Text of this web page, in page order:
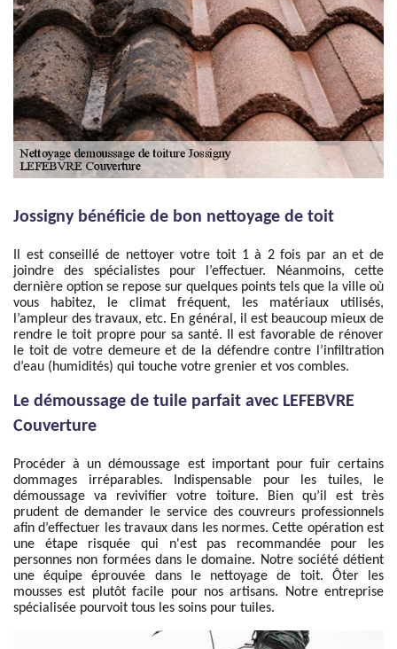
Jossigny bénéficie de bon nettoyage de toit
Il est conseillé de nettoyer votre toit 1 à 2 fois par an et de
joindre des spécialistes pour l’effectuer. Néanmoins, cette
dernière option se repose sur quelques points tels que la ville où
vous habitez, le climat fréquent, les matériaux utilisés,
l’ampleur des travaux, etc. En général, il est beaucoup mieux de
rendre le toit propre pour sa santé. Il est favorable de rénover
le toit de votre demeure et de la défendre contre l’infiltration
d’eau (humidités) qui touche votre grenier et vos combles.
Le démoussage de tuile parfait avec LEFEBVRE
Couverture
Procéder à un démoussage est important pour fuir certains
dommages irréparables. Indispensable pour les tuiles, le
démoussage va revivifier votre toiture. Bien qu’il est très
prudent de demander le service des couvreurs professionnels
afin d’effectuer les travaux dans les normes. Cette opération est
une étape risquée qui n'est pas recommandée pour les
personnes non formées dans le domaine. Notre société détient
une équipe éprouvée dans le nettoyage de toit. Ôter les
mousses est plutôt facile pour nos artisans. Notre entreprise
spécialisée pourvoit tous les soins pour tuiles.